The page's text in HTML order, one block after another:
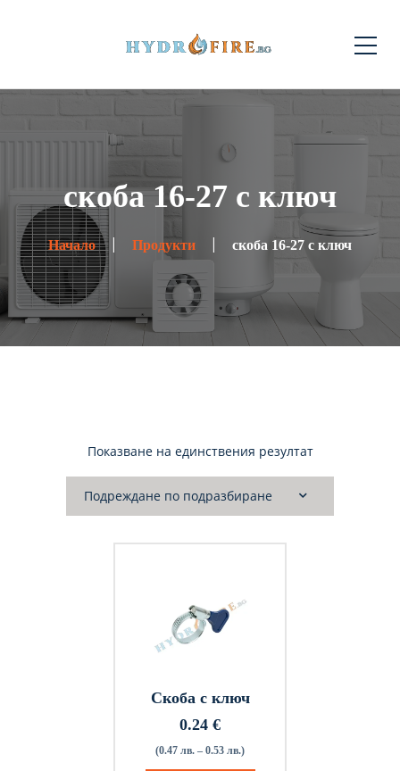
скоба 16-27 с ключ
Начало Продукти скоба 16-27 с ключ
Показване на единствения резултат
Скоба с ключ
0.24 €
(0.47 лв. – 0.53 лв.)